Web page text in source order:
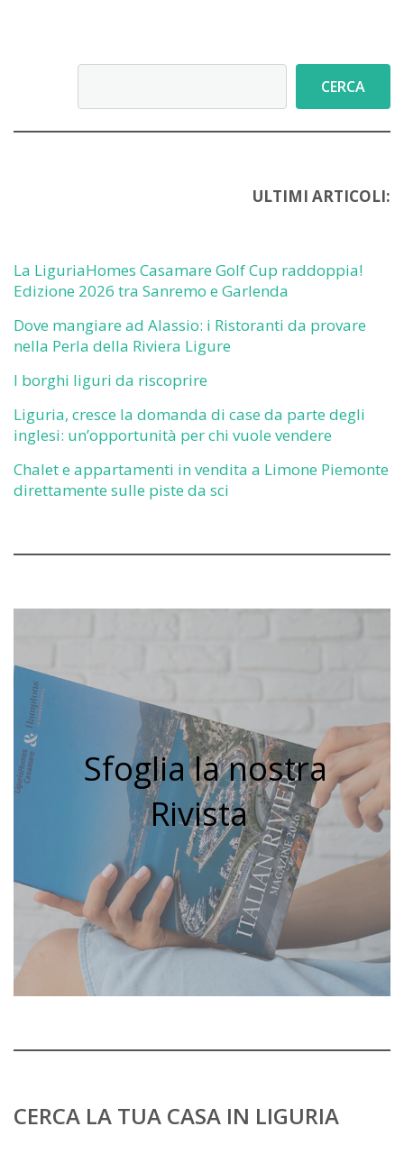
CERCA
ULTIMI ARTICOLI:
La LiguriaHomes Casamare Golf Cup raddoppia!
Edizione 2026 tra Sanremo e Garlenda
Dove mangiare ad Alassio: i Ristoranti da provare
nella Perla della Riviera Ligure
I borghi liguri da riscoprire
Liguria, cresce la domanda di case da parte degli
inglesi: un’opportunità per chi vuole vendere
Chalet e appartamenti in vendita a Limone Piemonte
direttamente sulle piste da sci
Sfoglia la nostra
Rivista
CERCA LA TUA CASA IN LIGURIA